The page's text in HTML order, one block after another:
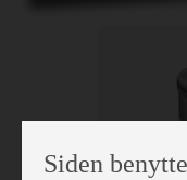
Siden